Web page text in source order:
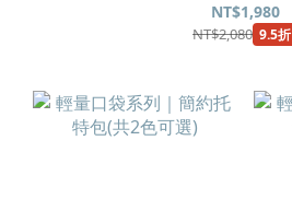
NT$1,980
NT$2,080 9.5折